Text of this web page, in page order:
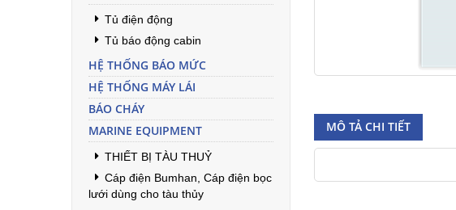
Tủ điện động
Tủ báo động cabin
HỆ THỐNG BÁO MỨC
HỆ THỐNG MÁY LÁI
BÁO CHÁY
MARINE EQUIPMENT
THIẾT BỊ TÀU THUỶ
Cáp điện Bumhan, Cáp điện bọc
lưới dùng cho tàu thủy
MÔ TẢ CHI TIẾT